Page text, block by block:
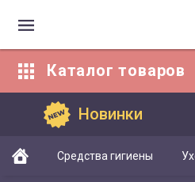
Каталог товаров
Новинки
Средства гигиены